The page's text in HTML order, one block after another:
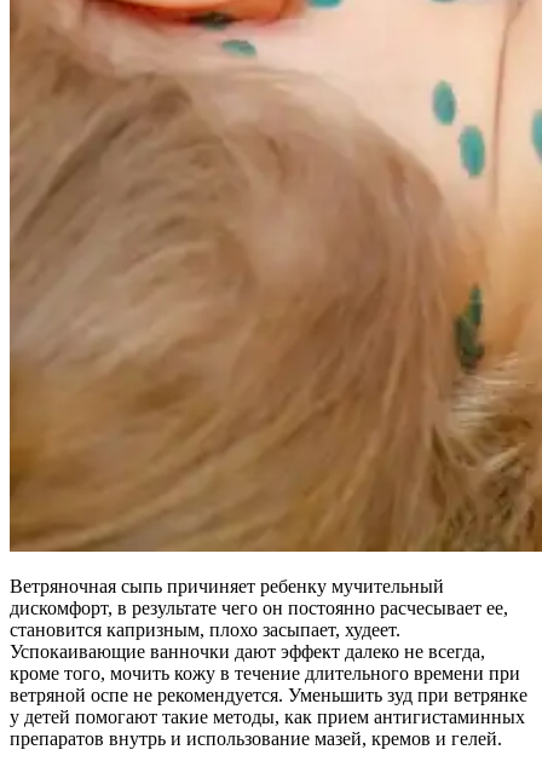
Ветряночная сыпь причиняет ребенку мучительный
дискомфорт, в результате чего он постоянно расчесывает ее,
становится капризным, плохо засыпает, худеет.
Успокаивающие ванночки дают эффект далеко не всегда,
кроме того, мочить кожу в течение длительного времени при
ветряной оспе не рекомендуется. Уменьшить зуд при ветрянке
у детей помогают такие методы, как прием антигистаминных
препаратов внутрь и использование мазей, кремов и гелей.